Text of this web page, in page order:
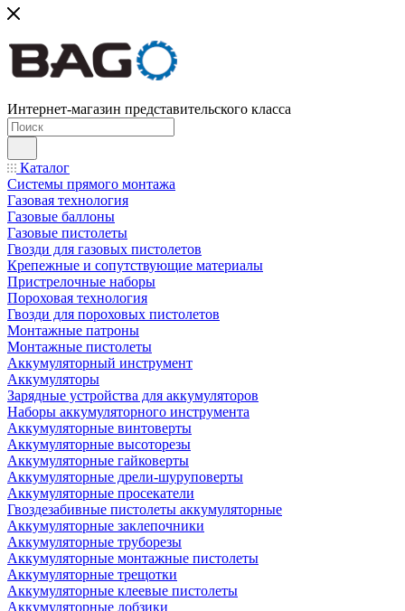
Интернет-магазин представительского класса
Каталог
Системы прямого монтажа
Газовая технология
Газовые баллоны
Газовые пистолеты
Гвозди для газовых пистолетов
Крепежные и сопутствующие материалы
Пристрелочные наборы
Пороховая технология
Гвозди для пороховых пистолетов
Монтажные патроны
Монтажные пистолеты
Аккумуляторный инструмент
Аккумуляторы
Зарядные устройства для аккумуляторов
Наборы аккумуляторного инструмента
Аккумуляторные винтоверты
Аккумуляторные высоторезы
Аккумуляторные гайковерты
Аккумуляторные дрели-шуруповерты
Аккумуляторные просекатели
Гвоздезабивные пистолеты аккумуляторные
Аккумуляторные заклепочники
Аккумуляторные труборезы
Аккумуляторные монтажные пистолеты
Аккумуляторные трещотки
Аккумуляторные клеевые пистолеты
Аккумуляторные лобзики